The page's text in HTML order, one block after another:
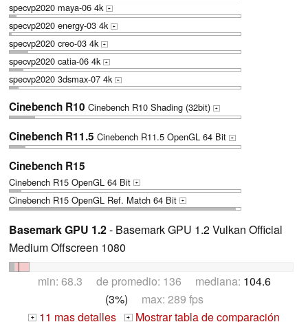
specvp2020 maya-06 4k +
specvp2020 energy-03 4k +
specvp2020 creo-03 4k +
specvp2020 catia-06 4k +
specvp2020 3dsmax-07 4k +
Cinebench R10 Cinebench R10 Shading (32bit) +
Cinebench R11.5 Cinebench R11.5 OpenGL 64 Bit +
Cinebench R15
Cinebench R15 OpenGL 64 Bit +
Cinebench R15 OpenGL Ref. Match 64 Bit +
Basemark GPU 1.2- Basemark GPU 1.2 Vulkan Official
Medium Offscreen 1080
min: 68.3 de promedio: 136 mediana: 104.6
(3%) max: 289 fps
+ 11 mas detalles + Mostrar tabla de comparación